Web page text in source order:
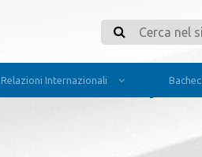
Cerca
Relazioni Internazionali